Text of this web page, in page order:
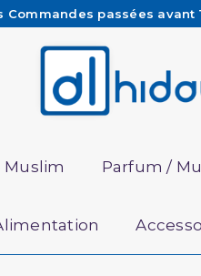
Commandes passées avant
Besoin d'aide ? Retrouvez
Livraison offerte à partir de
Muslim Parfum /